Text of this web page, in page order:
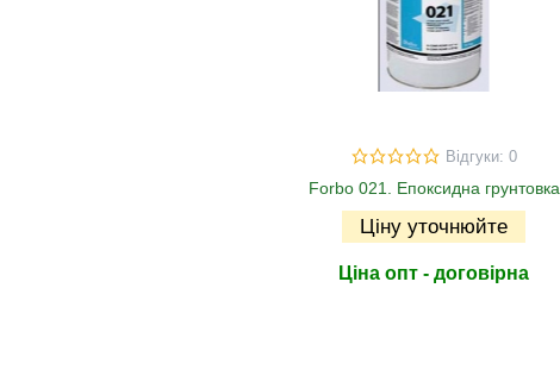
Відгуки: 0
Forbo 021. Епоксидна грунтовка
Ціну уточнюйте
Ціна опт - договірна